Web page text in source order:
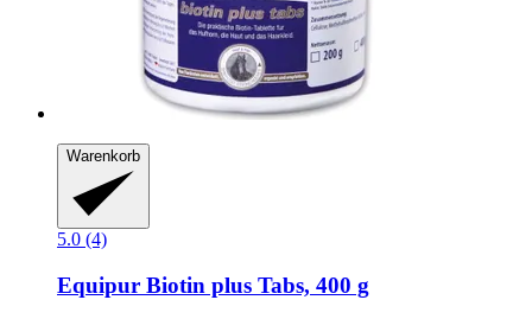
Warenkorb
5.0 (4)
Equipur Biotin plus Tabs, 400 g